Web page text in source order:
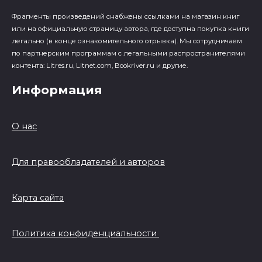
Фрагменты произведений cнабжены ссылками на магазин книг
или на официальную страницу автора, где доступна покупка книги
легально (в конце ознакомительного отрывка). Мы сотрудничаем
по партнерским программам с легальными распространителями
контента: Litres.ru, Litnet.com, Bookriver.ru и другие.
Информация
О нас
Для правообладателей и авторов
Карта сайта
Политика конфиденциальности